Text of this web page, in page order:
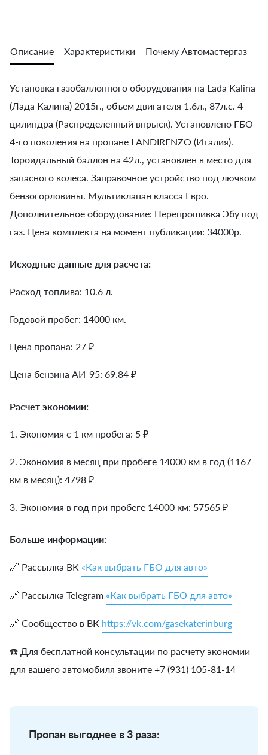
Описание Характеристики Почему Автомастергаз
Установка газобаллонного оборудования на Lada Kalina
(Лада Калина) 2015г., объем двигателя 1.6л., 87л.с. 4
цилиндра (Распределенный впрыск). Установлено ГБО
4-го поколения на пропане LANDIRENZO (Италия).
Тороидальный баллон на 42л., установлен в место для
запасного колеса. Заправочное устройство под лючком
бензогорловины. Мультиклапан класса Евро.
Дополнительное оборудование: Перепрошивка Эбу под
газ. Цена комплекта на момент публикации: 34000р.
Исходные данные для расчета:
Расход топлива: 10.6 л.
Годовой пробег: 14000 км.
Цена пропана: 27 ₽
Цена бензина АИ-95: 69.84 ₽
Расчет экономии:
1. Экономия с 1 км пробега: 5 ₽
2. Экономия в месяц при пробеге 14000 км в год (1167
км в месяц): 4798 ₽
3. Экономия в год при пробеге 14000 км: 57565 ₽
Больше информации:
🔗 Рассылка ВК «Как выбрать ГБО для авто»
🔗 Рассылка Telegram «Как выбрать ГБО для авто»
🔗 Сообщество в ВК https://vk.com/gasekaterinburg
☎️ Для бесплатной консультации по расчету экономии
для вашего автомобиля звоните +7 (931) 105-81-14
Пропан выгоднее в 3 раза: